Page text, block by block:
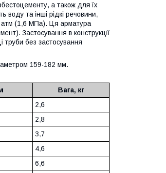
а також для їх
воду та інші рідкі речовини,
атм (1,6 МПа). Ця арматура
Застосування в конструкції
труби без застосування
159-182 мм.
Вага, кг
2,6
2,8
3,7
4,6
6,6